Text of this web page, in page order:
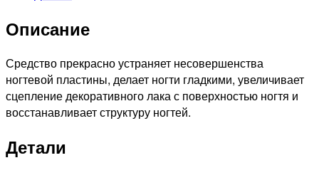
Expert
6606,
5.5мл
Описание
Средство прекрасно устраняет несовершенства
ногтевой пластины, делает ногти гладкими, увеличивает
сцепление декоративного лака с поверхностью ногтя и
восстанавливает структуру ногтей.
Детали